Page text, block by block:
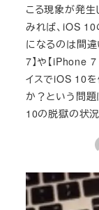
こる現象が発生
みれば、iOS 10
になるのは間違
7】や【iPhone
イスでiOS 10
か？という問題
10の脱獄の状